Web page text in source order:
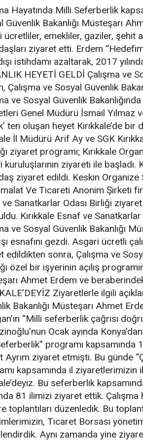
Hayatında Milli Seferberlik
Güvenlik Bakanlığı Müsteşarı
ücretliler, emekliler, gaziler, şehit
ziyaret etti. Erdem
istihdamı azaltarak, 2017
HEYETİ GELDİ Çalışma ve
Çalışma ve Sosyal Güvenlik
ve Sosyal Güvenlik
Genel Müdürü İsmail Yılmaz
ten oluşan heyet Kırıkkale’de
İl Müdürü Arif Ay ve SGK
ziyaret programı; Kırıkkale
kuruluşlarının ziyareti ile
ziyaret edildi. Keskin
Ve Ticareti Anonim Şirketi
ve Sanatkarlar Odası Birliği
Kırıkkale Esnaf ve
ve Sosyal Güvenlik Bakanlığı
esnafını gezdi. Asgari ücretli
edildikten sonra, Çalışma ve
özel bir işyerinin açılış
Ahmet Erdem ve
Ziyaretlerle ilgili
Bakanlığı Müsteşarı Ahmet
“Milli seferberlik çağrısı
Ocak ayında
programı kapsamında
Ayrım ziyaret etmişti. Bu günde
kapsamında il ziyaretlerimizin
Bu seferberlik
81 ilimizi ziyaret ettik.
toplantıları düzenledik. Bu
Ticaret Borsası
Aynı zamanda yine